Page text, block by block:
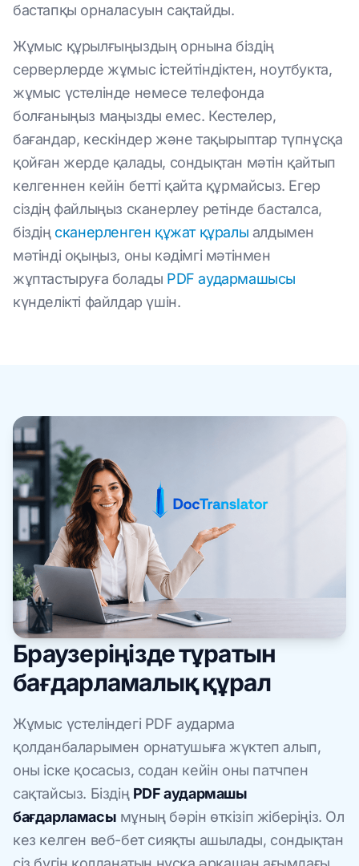
бастапқы орналасуын сақтайды.
Жұмыс құрылғыңыздың орнына біздің
серверлерде жұмыс істейтіндіктен, ноутбукта,
жұмыс үстелінде немесе телефонда
болғаныңыз маңызды емес. Кестелер,
бағандар, кескіндер және тақырыптар түпнұсқа
қойған жерде қалады, сондықтан мәтін қайтып
келгеннен кейін бетті қайта құрмайсыз. Егер
сіздің файлыңыз сканерлеу ретінде басталса,
біздің сканерленген құжат құралы алдымен
мәтінді оқыңыз, оны кәдімгі мәтінмен
жұптастыруға болады PDF аудармашысы
күнделікті файлдар үшін.
Браузеріңізде тұратын
бағдарламалық құрал
Жұмыс үстеліндегі PDF аударма
қолданбаларымен орнатушыға жүктеп алып,
оны іске қосасыз, содан кейін оны патчпен
сақтайсыз. Біздің PDF аудармашы
бағдарламасы мұның бәрін өткізіп жіберіңіз. Ол
кез келген веб-бет сияқты ашылады, сондықтан